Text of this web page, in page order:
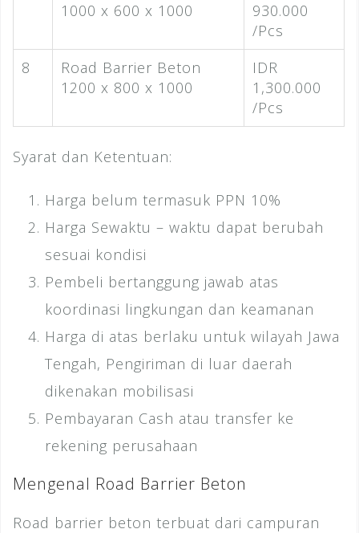
1000 x 600 x 1000
930.000
/Pcs
8
Road Barrier Beton
1200 x 800 x 1000
IDR
1,300.000
/Pcs
Syarat dan Ketentuan:
Harga belum termasuk PPN 10%
Harga Sewaktu – waktu dapat berubah
sesuai kondisi
Pembeli bertanggung jawab atas
koordinasi lingkungan dan keamanan
Harga di atas berlaku untuk wilayah Jawa
Tengah, Pengiriman di luar daerah
dikenakan mobilisasi
Pembayaran Cash atau transfer ke
rekening perusahaan
Mengenal Road Barrier Beton
Road barrier beton terbuat dari campuran